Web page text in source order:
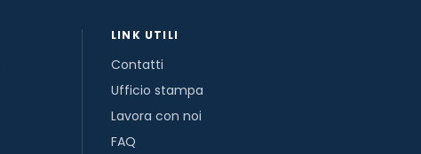
LINK UTILI
Contatti
Ufficio stampa
Lavora con noi
FAQ